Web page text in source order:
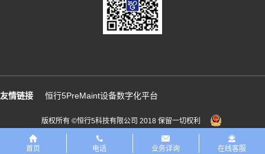
友情链接 恒行5PreMaint设备数字化平台
版权所有 ©恒行5科技有限公司 2018 保留一切权利
首页 电话 业务详询 在线客服